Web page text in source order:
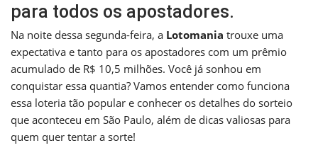
para todos os apostadores.
Na noite dessa segunda-feira, a Lotomania trouxe uma
expectativa e tanto para os apostadores com um prêmio
acumulado de R$ 10,5 milhões. Você já sonhou em
conquistar essa quantia? Vamos entender como funciona
essa loteria tão popular e conhecer os detalhes do sorteio
que aconteceu em São Paulo, além de dicas valiosas para
quem quer tentar a sorte!